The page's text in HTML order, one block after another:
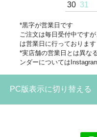
30 31
*黒字が営業日です
ご注文は毎日受付中です
は営業日に行っております
*実店舗の営業日とは異な
ンダーについては
PC版表示に切り替える